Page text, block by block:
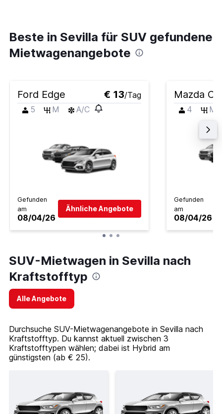
Beste in Sevilla für SUV gefundene
Mietwagenangebote
Ford Edge € 13/Tag
5
M A/C
Gefunden
am
08/04/26
Ähnliche Angebote
Mazda
4 M
Gefunden
am
08/04/26
SUV-Mietwagen in Sevilla nach
Kraftstofftyp
Alle Angebote
Durchsuche SUV-Mietwagenangebote in Sevilla nach
Kraftstofftyp. Du kannst aktuell zwischen 3
Kraftstofftypen wählen; dabei ist Hybrid am
günstigsten (ab € 25).